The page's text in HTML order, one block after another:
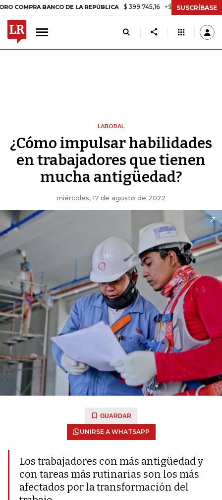
BANCO DE LA REPÚBLICA $ 399.745,16 +$ 2.295,71 +0,58%
SUSCRÍBASE
LABORAL
¿Cómo impulsar habilidades
en trabajadores que tienen
mucha antigüedad?
miércoles, 17 de agosto de 2022
GUARDAR
UNIRSE A WHATSAPP
Los trabajadores con más antigüedad y
con tareas más rutinarias son los más
afectados por la transformación del